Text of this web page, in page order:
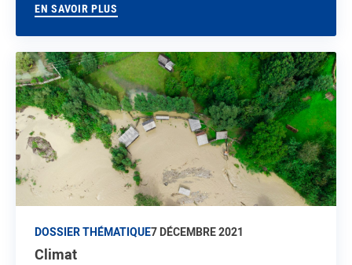
EN SAVOIR PLUS
DOSSIER THÉMATIQUE7 DÉCEMBRE 2021
Climat